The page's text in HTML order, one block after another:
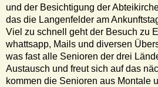
und der Besichtigung der
das die Langenfelder am
Viel zu schnell geht der Besuch zu
whattsapp, Mails und diversen
was fast alle Senioren der drei
Austausch und freut sich auf das
kommen die Senioren aus Montale